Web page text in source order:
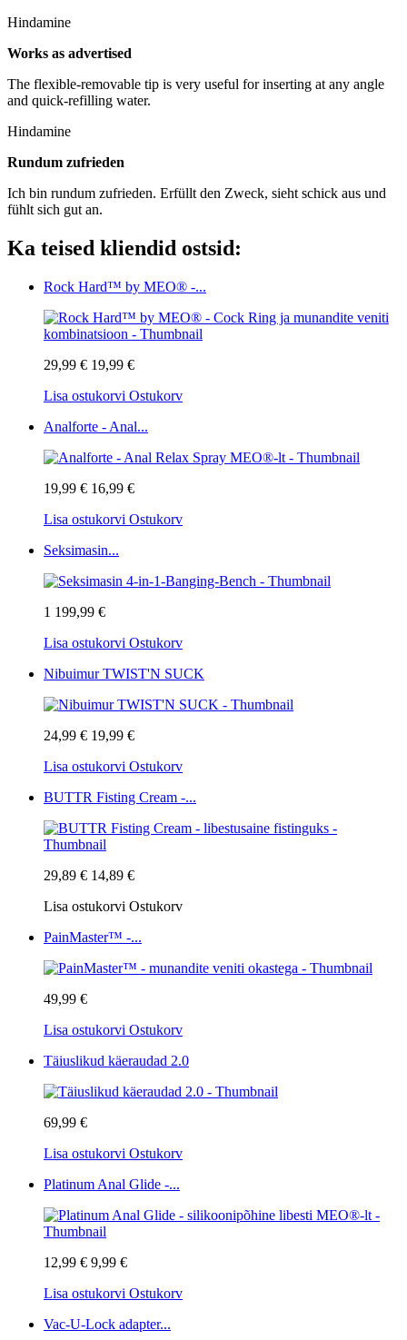
Hindamine
Works as advertised
The flexible-removable tip is very useful for inserting at any angle
and quick-refilling water.
Hindamine
Rundum zufrieden
Ich bin rundum zufrieden. Erfüllt den Zweck, sieht schick aus und
fühlt sich gut an.
Ka teised kliendid ostsid:
Rock Hard™ by MEO® -...
29,99 € 19,99 €
Lisa ostukorvi Ostukorv
Analforte - Anal...
19,99 € 16,99 €
Lisa ostukorvi Ostukorv
Seksimasin...
1 199,99 €
Lisa ostukorvi Ostukorv
Nibuimur TWIST'N SUCK
24,99 € 19,99 €
Lisa ostukorvi Ostukorv
BUTTR Fisting Cream -...
29,89 € 14,89 €
Lisa ostukorvi Ostukorv
PainMaster™ -...
49,99 €
Lisa ostukorvi Ostukorv
Täiuslikud käeraudad 2.0
69,99 €
Lisa ostukorvi Ostukorv
Platinum Anal Glide -...
12,99 € 9,99 €
Lisa ostukorvi Ostukorv
Vac-U-Lock adapter...